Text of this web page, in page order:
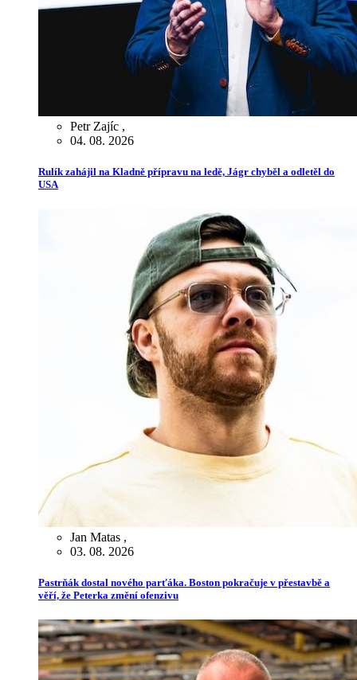
Petr Zajíc ,
04. 08. 2026
Rulík zahájil na Kladně přípravu na ledě, Jágr chyběl a odletěl do
USA
Jan Matas ,
03. 08. 2026
Pastrňák dostal nového parťáka. Boston pokračuje v přestavbě a
věří, že Peterka změní ofenzivu